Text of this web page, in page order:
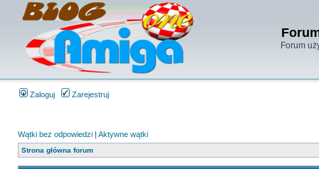
Forum
Zaloguj Zarejestruj
Wątki bez odpowiedzi | Aktywne wątki
Strona główna forum